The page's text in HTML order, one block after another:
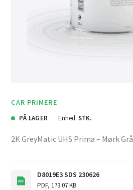
CAR PRIMERE
PÅ LAGER Enhed: STK.
2K GreyMatic UHS Prima – Mørk Grå
D8019E3 SDS 230626
PDF, 173.07 KB